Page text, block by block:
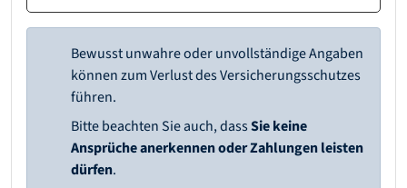
Bewusst unwahre oder unvollständige Angaben
können zum Verlust des Versicherungsschutzes
führen.
Bitte beachten Sie auch, dassSie keine
Ansprüche anerkennen oder Zahlungen leisten
dürfen.